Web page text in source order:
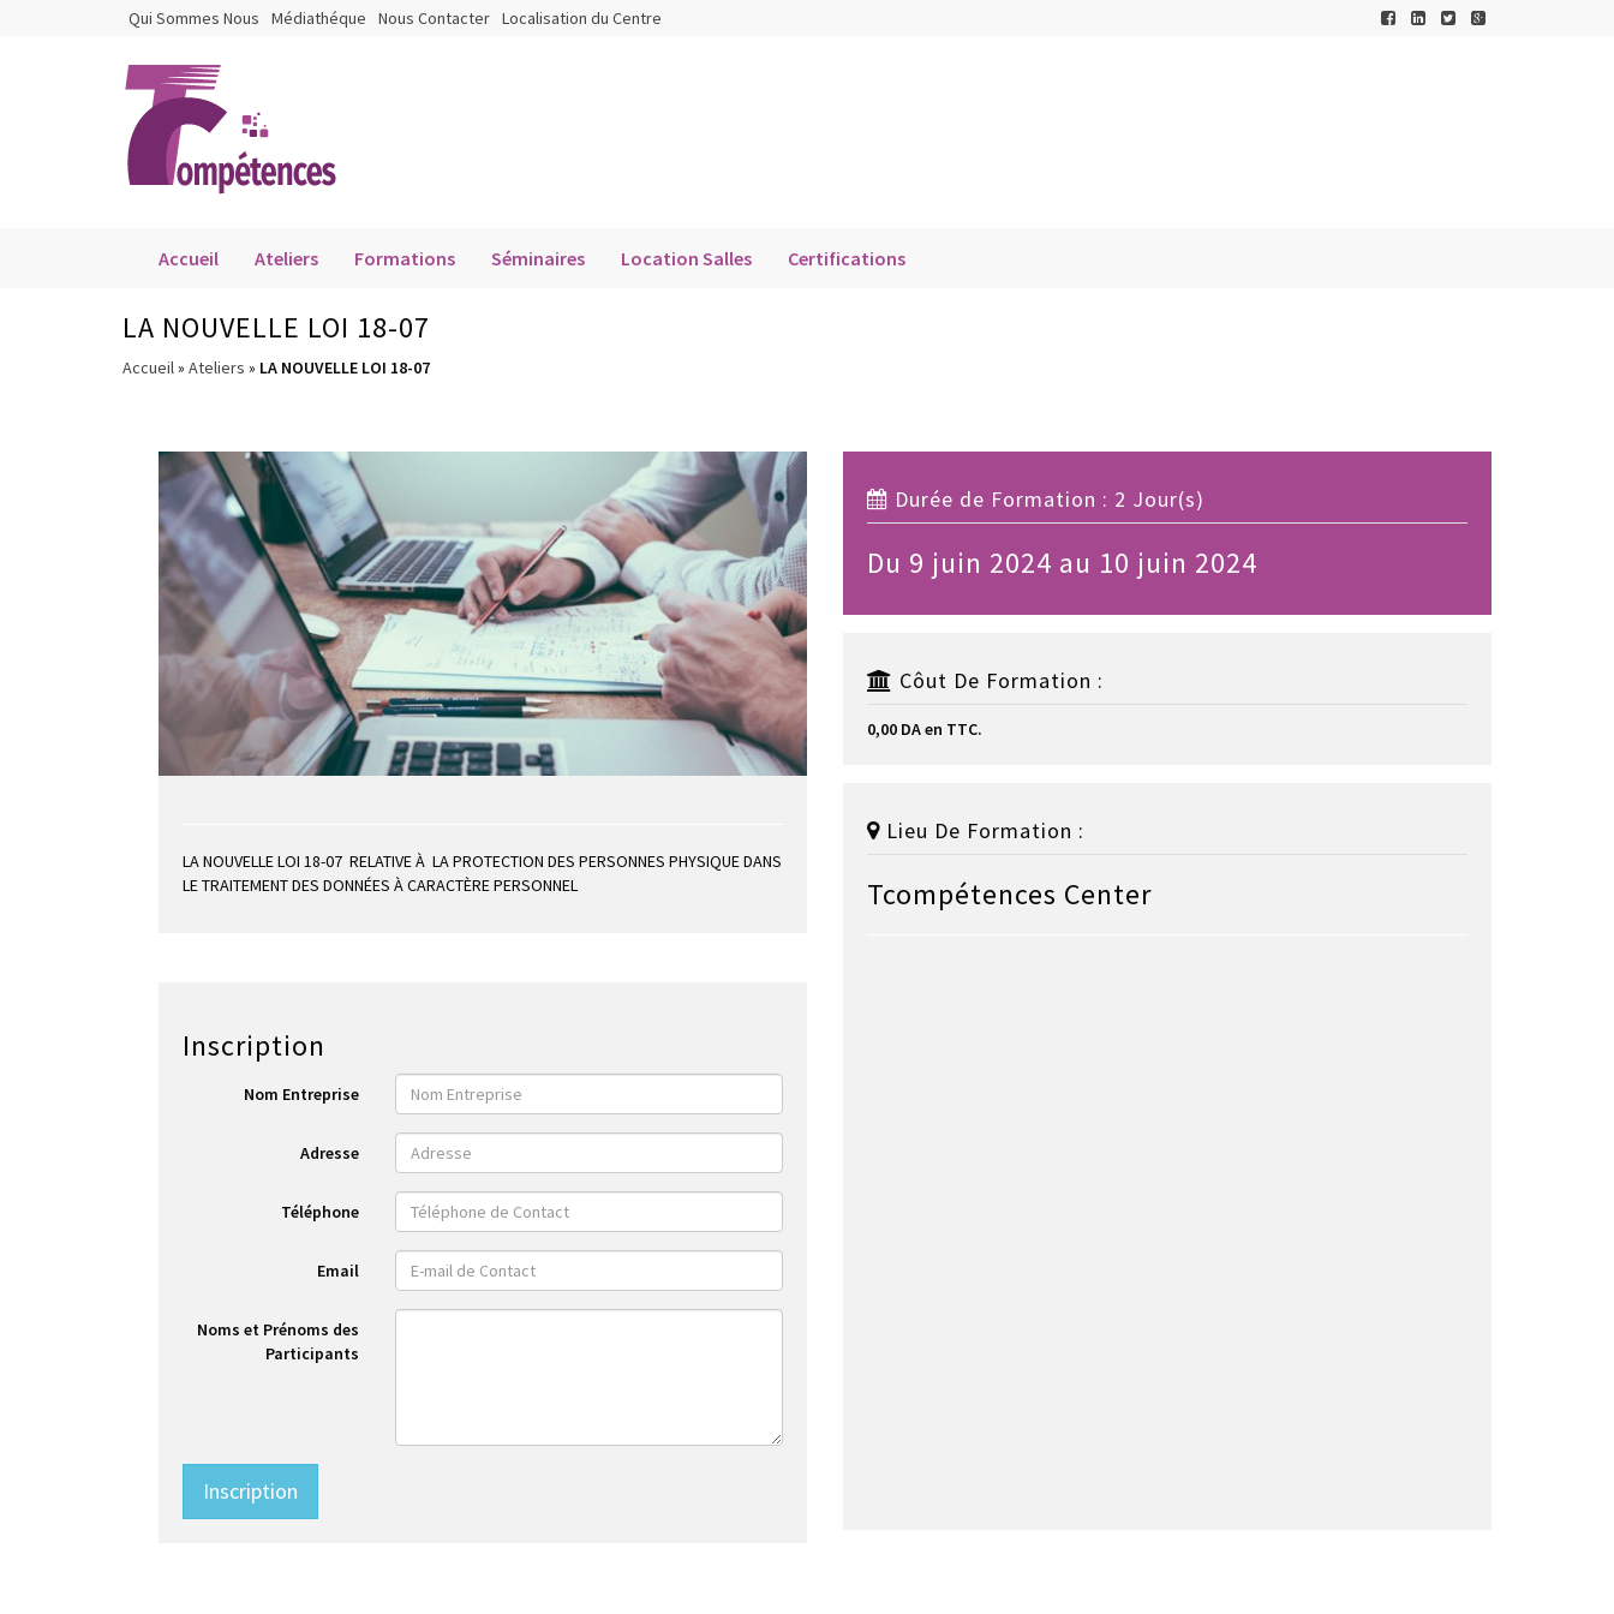
Qui Sommes Nous Médiathéque Nous Contacter Localisation du Centre
Accueil Ateliers Formations Séminaires Location Salles Certifications
LA NOUVELLE LOI 18-07
Accueil» Ateliers » LA NOUVELLE LOI 18-07
LA NOUVELLE LOI 18-07 RELATIVE À LA PROTECTION DES PERSONNES PHYSIQUE DANS
LE TRAITEMENT DES DONNÉES À CARACTÈRE PERSONNEL
Inscription
Nom Entreprise
Adresse
Téléphone
Email
Noms et Prénoms des
Participants
Inscription
Durée de Formation : 2 Jour(s)
Du 9 juin 2024 au 10 juin 2024
Côut De Formation :
0,00 DA en TTC.
Lieu De Formation :
Tcompétences Center